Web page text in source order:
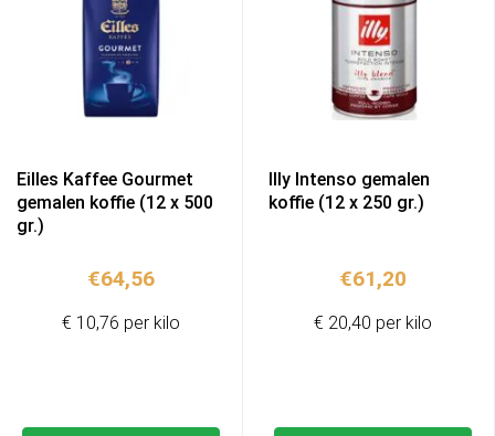
Eilles Kaffee Gourmet
gemalen koffie (12 x 500
gr.)
€64,56
€ 10,76 per kilo
Illy Intenso gemalen
koffie (12 x 250 gr.)
€61,20
€ 20,40 per kilo